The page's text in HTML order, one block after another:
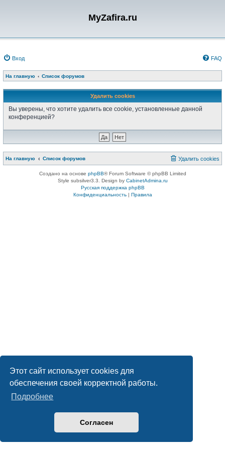
Этот сайт использует cookies для
обеспечения своей корректной работы.
Подробнее
Согласен
MyZafira.ru
Вход FAQ
На главную Список форумов
Удалить cookies
Вы уверены, что хотите удалить все cookie, установленные данной
конференцией?
На главную Список форумов Удалить cookies
Создано на основе phpBB® Forum Software © phpBB Limited
Style subsilver3.3. Design by CabinetAdmina.ru
Русская поддержка phpBB
Конфиденциальность| Правила